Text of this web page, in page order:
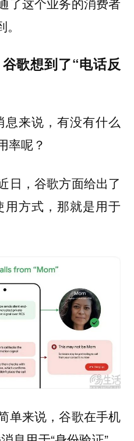
歌想到了“电话反
来说，有没有什么
率呢？
日，谷歌方面给出了
方式，那就是用于
单来说，谷歌在手机